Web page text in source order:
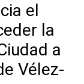
el
la
a
Vélez-